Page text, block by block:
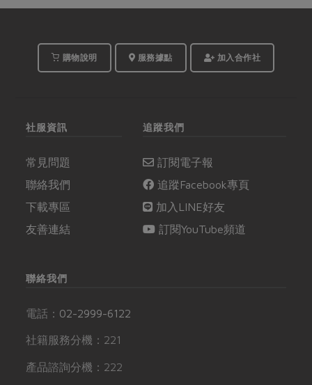
購物說明 服務據點 加入合作社
社服資訊
常見問題
聯絡我們
下載專區
友善連結
追蹤我們
訂閱電子報
追蹤Facebook專頁
加入LINE好友
訂閱YouTube頻道
聯絡我們
電話： 02-2999-6122
社籍服務分機：221
產品諮詢分機：222